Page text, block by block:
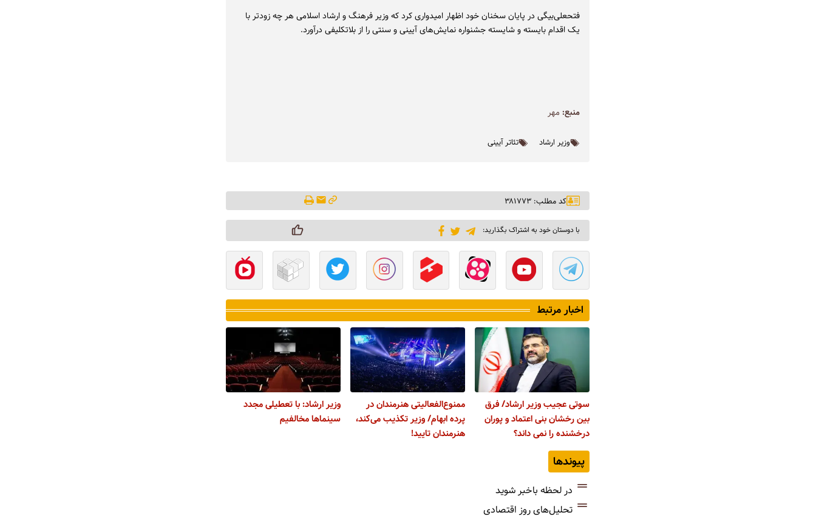
فتحعلی‌بیگی در پایان سخنان خود اظهار امیدواری کرد که وزیر فرهنگ و ارشاد اسلامی هر چه زودتر با
یک اقدام بایسته و شایسته جشنواره نمایش‌های آیینی و سنتی را از بلاتکلیفی درآورد.
منبع: مهر
وزیر ارشاد تئاتر آیینی
کد مطلب: ۳۸۱۷۷۳
با دوستان خود به اشتراک بگذارید:
اخبار مرتبط
سوتی عجیب وزیر ارشاد/ فرق
بین رخشان بنی اعتماد و پوران
درخشنده را نمی داند؟
ممنوع‌الفعالیتی هنرمندان در
پرده ابهام/ وزیر تکذیب می‌کند،
هنرمندان تایید!
وزیر ارشاد: با تعطیلی مجدد
سینما‌ها مخالفیم
پیوندها
در لحظه باخبر شوید
تحلیل‌های روز اقتصادی